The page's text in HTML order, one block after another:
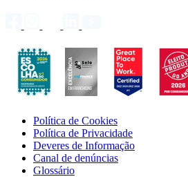
Política de Cookies
Política de Privacidade
Deveres de Informação
Canal de denúncias
Glossário